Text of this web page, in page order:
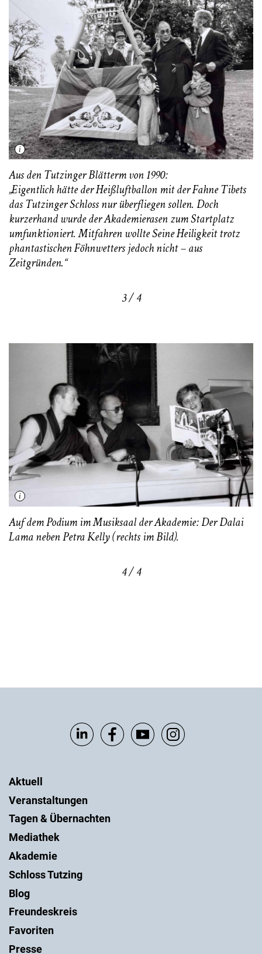
Aus den Tutzinger Blätterm von 1990:
„Eigentlich hätte der Heißluftballon mit der Fahne Tibets
das Tutzinger Schloss nur überfliegen sollen. Doch
kurzerhand wurde der Akademierasen zum Startplatz
umfunktioniert. Mitfahren wollte Seine Heiligkeit trotz
phantastischen Föhnwetters jedoch nicht – aus
Zeitgründen.“
3 / 4
Auf dem Podium im Musiksaal der Akademie: Der Dalai
Lama neben Petra Kelly (rechts im Bild).
4 / 4
Aktuell
Veranstaltungen
Tagen & Übernachten
Mediathek
Akademie
Schloss Tutzing
Blog
Freundeskreis
Favoriten
Presse